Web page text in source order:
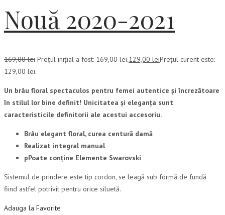
Nouă 2020-2021
169,00lei Prețul inițial a fost: 169,00 lei.129,00 leiPrețul curent este:
129,00 lei.
Un brâu floral spectaculos pentru femei autentice și încrezătoare
în stilul lor bine definit! Unicitatea și eleganța sunt
caracteristicile definitorii ale acestui accesoriu.
Brâu elegant floral, curea centură damă
Realizat integral manual
pPoate conține Elemente Swarovski
Sistemul de prindere este tip cordon, se leagă sub formă de fundă
fiind astfel potrivit pentru orice siluetă.
Adauga la Favorite